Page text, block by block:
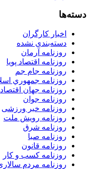
دسته‌ها
اخبار کارگران
دسته‌بندی نشده
روزنامه آرمان
روزنامه اقتصاد پویا
روزنامه جام جم
روزنامه جمهوري
روزنامه جهان اقتصاد
روزنامه جوان
روزنامه خبر ورزشى
روزنامه رویش ملت
روزنامه شرق
روزنامه صبا
روزنامه قانون
روزنامه كسب و كار
روزنامه مردم